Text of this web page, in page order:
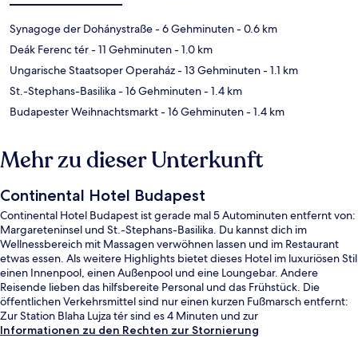
Synagoge der Dohánystraße- 6 Gehminuten- 0.6 km
Deák Ferenc tér- 11 Gehminuten- 1.0 km
Ungarische Staatsoper Operaház- 13 Gehminuten- 1.1 km
St.-Stephans-Basilika- 16 Gehminuten- 1.4 km
Budapester Weihnachtsmarkt- 16 Gehminuten- 1.4 km
Mehr zu dieser Unterkunft
Continental Hotel Budapest
Continental Hotel Budapest ist gerade mal 5 Autominuten entfernt von:
Margareteninsel und St.-Stephans-Basilika. Du kannst dich im
Wellnessbereich mit Massagen verwöhnen lassen und im Restaurant
etwas essen. Als weitere Highlights bietet dieses Hotel im luxuriösen Stil
einen Innenpool, einen Außenpool und eine Loungebar. Andere
Reisende lieben das hilfsbereite Personal und das Frühstück. Die
öffentlichen Verkehrsmittel sind nur einen kurzen Fußmarsch entfernt:
Zur Station Blaha Lujza tér sind es 4 Minuten und zur
Straßenbahnhaltestelle Blaha Lujza tér M 5 Minuten.
Informationen zu den Rechten zur Stornierung